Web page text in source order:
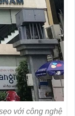
với công nghệ